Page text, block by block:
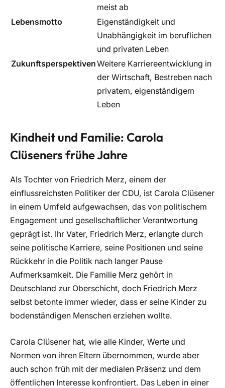
meist ab
Lebensmotto
Eigenständigkeit und
Unabhängigkeit im beruflichen
und privaten Leben
ZukunftsperspektivenWeitere Karriereentwicklung in
der Wirtschaft, Bestreben nach
privatem, eigenständigem
Leben
Kindheit und Familie: Carola
Clüseners frühe Jahre
Als Tochter von Friedrich Merz, einem der
einflussreichsten Politiker der CDU, ist Carola Clüsener
in einem Umfeld aufgewachsen, das von politischem
Engagement und gesellschaftlicher Verantwortung
geprägt ist. Ihr Vater, Friedrich Merz, erlangte durch
seine politische Karriere, seine Positionen und seine
Rückkehr in die Politik nach langer Pause
Aufmerksamkeit. Die Familie Merz gehört in
Deutschland zur Oberschicht, doch Friedrich Merz
selbst betonte immer wieder, dass er seine Kinder zu
bodenständigen Menschen erziehen wollte.
Carola Clüsener hat, wie alle Kinder, Werte und
Normen von ihren Eltern übernommen, wurde aber
auch schon früh mit der medialen Präsenz und dem
öffentlichen Interesse konfrontiert. Das Leben in einer